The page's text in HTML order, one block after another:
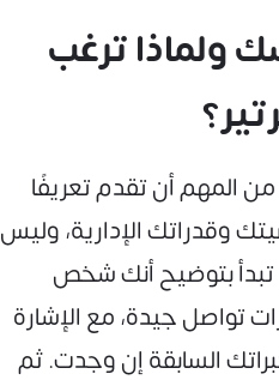
ولماذا ترغب
من المهم أن تقدم تعريفًا
وقدراتك الإدارية، وليس
بتوضيح أنك شخص
تواصل جيدة، مع الإشارة
السابقة إن وجدت. ثم